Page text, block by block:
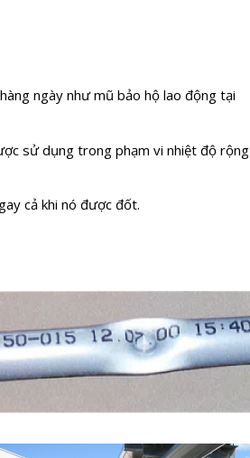
ngày như mũ bảo hộ lao động tại
sử dụng trong phạm vi nhiệt độ rộng
cả khi nó được đốt.